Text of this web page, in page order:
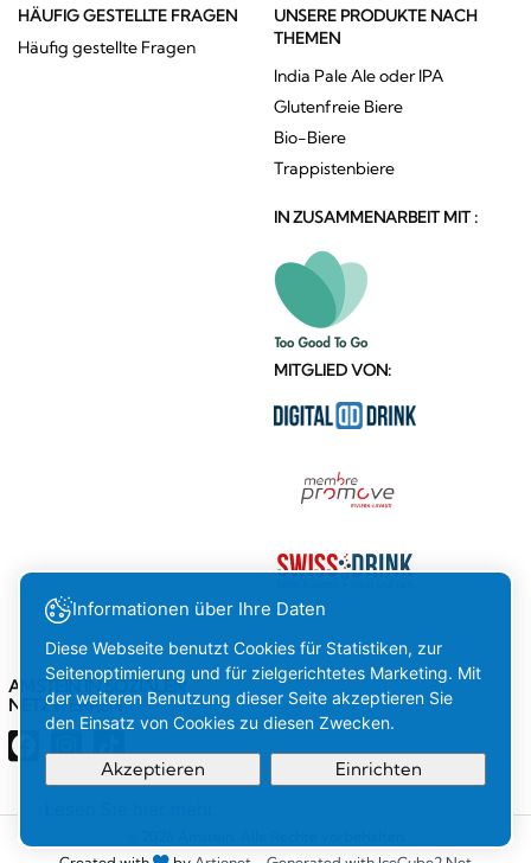
HÄUFIG GESTELLTE FRAGEN
Häufig gestellte Fragen
UNSERE PRODUKTE NACH
THEMEN
India Pale Ale oder IPA
Glutenfreie Biere
Bio-Biere
Trappistenbiere
IN ZUSAMMENARBEIT MIT :
MITGLIED VON:
AMSTEIN IN SOZIALEN
NETZWERKEN
Informationen über Ihre Daten
Diese Webseite benutzt Cookies für Statistiken, zur
Seitenoptimierung und für zielgerichtetes Marketing. Mit
der weiteren Benutzung dieser Seite akzeptieren Sie
den Einsatz von Cookies zu diesen Zwecken.
Akzeptieren Einrichten